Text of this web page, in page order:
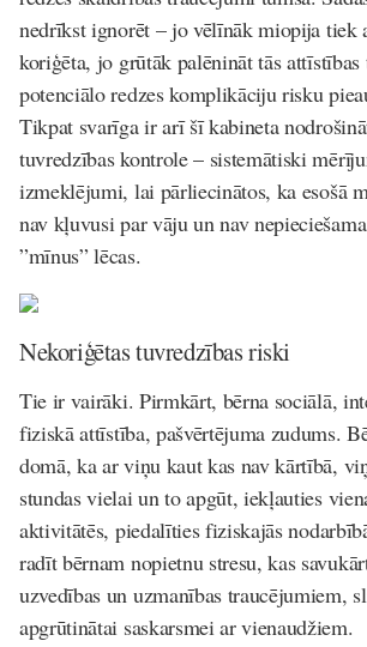
nedrīkst ignorēt – jo vēlīnāk miopija tiek
koriģēta, jo grūtāk palēnināt tās attīstības
potenciālo redzes komplikāciju risku
Tikpat svarīga ir arī šī kabineta
tuvredzības kontrole – sistemātiski
izmeklējumi, lai pārliecinātos, ka esošā
nav kļuvusi par vāju un nav
”mīnus” lēcas.
Nekoriģētas tuvredzības riski
Tie ir vairāki. Pirmkārt, bērna sociālā,
fiziskā attīstība, pašvērtējuma zudums.
domā, ka ar viņu kaut kas nav kārtībā,
stundas vielai un to apgūt, iekļauties
aktivitātēs, piedalīties fiziskajās
radīt bērnam nopietnu stresu, kas
uzvedības un uzmanības traucējumiem,
apgrūtinātai saskarsmei ar vienaudžiem.